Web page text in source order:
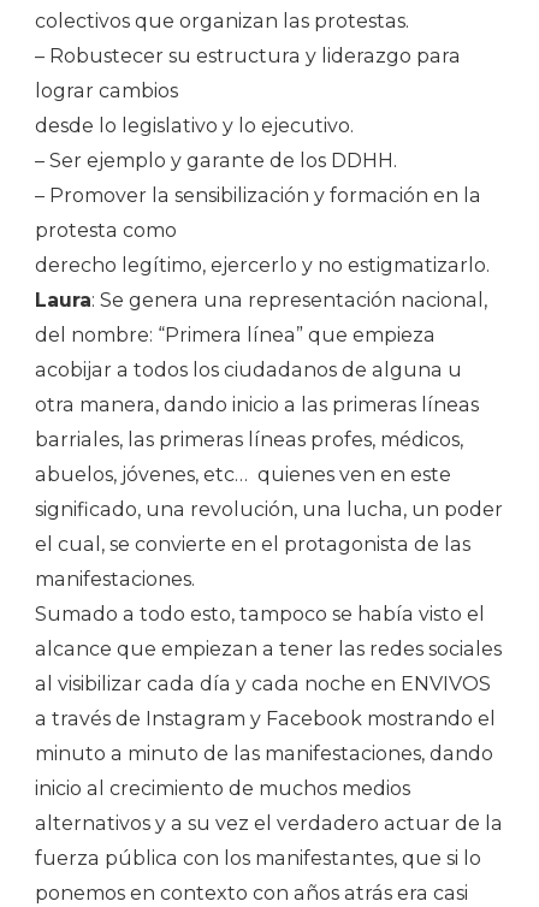
colectivos que organizan las protestas.
– Robustecer su estructura y liderazgo para
lograr cambios
desde lo legislativo y lo ejecutivo.
– Ser ejemplo y garante de los DDHH.
– Promover la sensibilización y formación en la
protesta como
derecho legítimo, ejercerlo y no estigmatizarlo.
Laura: Se genera una representación nacional,
del nombre: “Primera línea” que empieza
acobijar a todos los ciudadanos de alguna u
otra manera, dando inicio a las primeras líneas
barriales, las primeras líneas profes, médicos,
abuelos, jóvenes, etc… quienes ven en este
significado, una revolución, una lucha, un poder
el cual, se convierte en el protagonista de las
manifestaciones.
Sumado a todo esto, tampoco se había visto el
alcance que empiezan a tener las redes sociales
al visibilizar cada día y cada noche en ENVIVOS
a través de Instagram y Facebook mostrando el
minuto a minuto de las manifestaciones, dando
inicio al crecimiento de muchos medios
alternativos y a su vez el verdadero actuar de la
fuerza pública con los manifestantes, que si lo
ponemos en contexto con años atrás era casi